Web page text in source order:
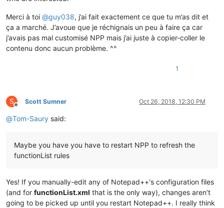
Merci à toi @guy038, j’ai fait exactement ce que tu m’as dit et
ça a marché. J’avoue que je réchignais un peu à faire ça car
j’avais pas mal customisé NPP mais j’ai juste à copier-coller le
contenu donc aucun problème. ^^
1
S
Offline
Scott Sumner Oct 26, 2018, 12:30 PM
@Tom-Saury said:
Maybe you have you have to restart NPP to refresh the
functionList rules
Yes! If you manually-edit any of Notepad++'s configuration files
(and for functionList.xml that is the only way), changes aren’t
going to be picked up until you restart Notepad++. I really think